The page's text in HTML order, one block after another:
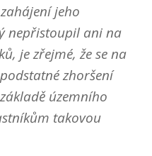
jeho
nepřistoupil ani na
je zřejmé, že se na
zhoršení
územního
takovou